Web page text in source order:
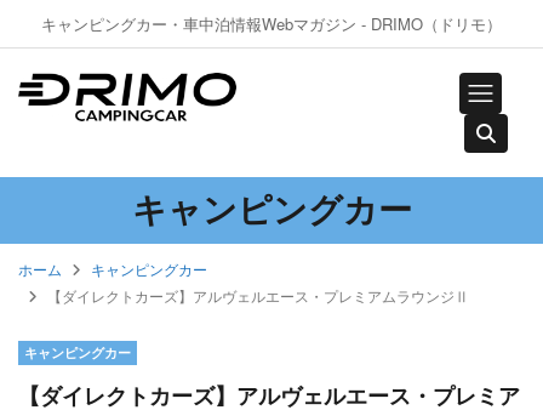
キャンピングカー・車中泊情報Webマガジン - DRIMO（ドリモ）
キャンピングカー
ホーム
キャンピングカー
【ダイレクトカーズ】アルヴェルエース・プレミアムラウンジⅡ
キャンピングカー
【ダイレクトカーズ】アルヴェルエース・プレミア